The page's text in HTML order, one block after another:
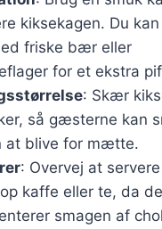
kiksekagen. Du
friske bær eller
for et ekstra
: Skær
så gæsterne kan
at blive for mætte.
: Overvej at
kaffe eller te, da
smagen af